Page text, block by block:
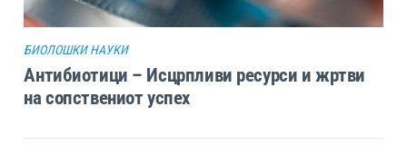
БИОЛОШКИ НАУКИ
Антибиотици – Исцрпливи ресурси и жртви
на сопствениот успех